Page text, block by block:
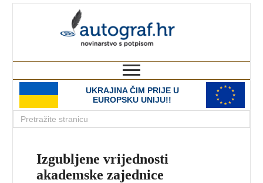
UKRAJINA ČIM PRIJE U
EUROPSKU UNIJU!!
Izgubljene vrijednosti
akademske zajednice